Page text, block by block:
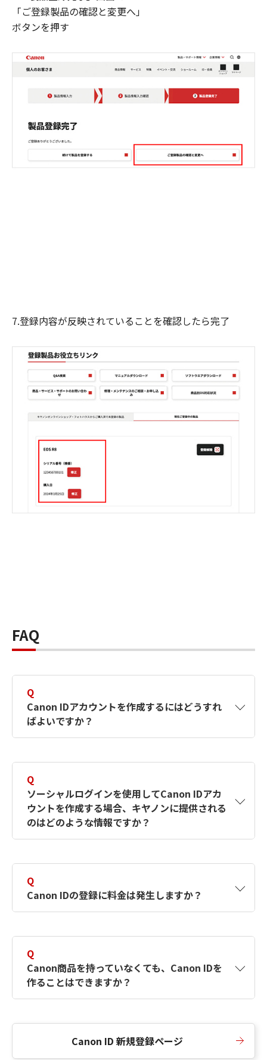
「ご登録製品の確認と変更へ」
ボタンを押す
7.登録内容が反映されていることを確認したら完了
FAQ
Q
Canon IDアカウントを作成するにはどうすれ
ばよいですか？
す。詳しい作成方法は【カメラ】Canon IDとは
何ですか？Canon IDの作成方法は？をご確認く
ださい。
Q
ソーシャルログインを使用してCanon IDアカ
ウントを作成する場合、キヤノンに提供される
のはどのような情報ですか？
択したサービスから取得します。アカウントを
簡単に作成できるように、この情報を使用して
Canon IDの登録フォームを入力します。
Q
Canon IDの登録に料金は発生しますか？
Q
Canon商品を持っていなくても、Canon IDを
作ることはできますか？
Canon ID 新規登録ページ